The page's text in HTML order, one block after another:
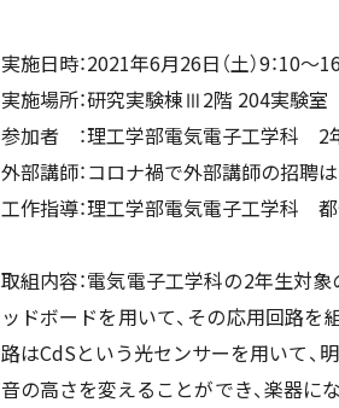
実施日時：2021年6月26日（土）9：10～
実施場所：研究実験棟Ⅲ2階 204実験室
参加者 ：理工学部電気電子工学科 2年
外部講師：コロナ禍で外部講師の招聘
工作指導：理工学部電気電子工学科
取組内容：電気電子工学科の2年生対
ッドボードを用いて、その応用回路を
路はCdSという光センサーを用いて、
音の高さを変えることができ、楽器に